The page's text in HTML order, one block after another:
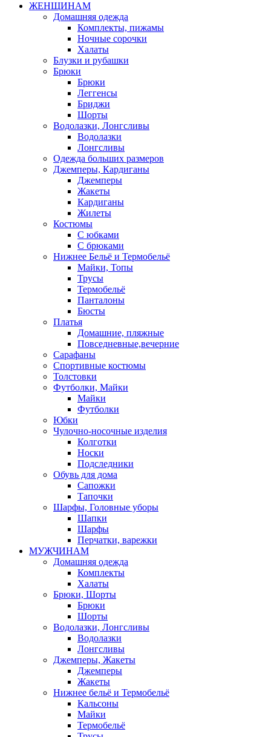
ЖЕНЩИНАМ
Домашняя одежда
Комплекты, пижамы
Ночные сорочки
Халаты
Блузки и рубашки
Брюки
Брюки
Леггенсы
Бриджи
Шорты
Водолазки, Лонгсливы
Водолазки
Лонгсливы
Одежда больших размеров
Джемперы, Кардиганы
Джемперы
Жакеты
Кардиганы
Жилеты
Костюмы
С юбками
С брюками
Нижнее Бельё и Термобельё
Майки, Топы
Трусы
Термобельё
Панталоны
Бюсты
Платья
Домашние, пляжные
Повседневные,вечерние
Сарафаны
Спортивные костюмы
Толстовки
Футболки, Майки
Майки
Футболки
Юбки
Чулочно-носочные изделия
Колготки
Носки
Подследники
Обувь для дома
Сапожки
Тапочки
Шарфы, Головные уборы
Шапки
Шарфы
Перчатки, варежки
МУЖЧИНАМ
Домашняя одежда
Комплекты
Халаты
Брюки, Шорты
Брюки
Шорты
Водолазки, Лонгсливы
Водолазки
Лонгсливы
Джемперы, Жакеты
Джемперы
Жакеты
Нижнее бельё и Термобельё
Кальсоны
Майки
Термобельё